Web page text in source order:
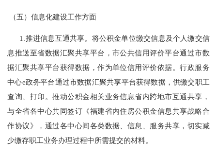
（五）信息化建设工作方面
1.推进信息互通共享。将公积金单位缴交信息及个人缴交信
息推送至省数据汇聚共享平台，市公共信用评价平台通过市数
据汇聚共享平台获得数据，作为单位信用评价依据。行政服务
中心e政务平台通过市数据汇聚共享平台获得数据，供缴交职工
查询、打印。推动公积金相关业务信息省内跨地市互通共享，
与全省各中心共同签订《福建省内住房公积金信息共享战略合
作协议》，通过各中心间各类数据、信息、服务共享，切实减
少缴存职工业务办理过程中所需提交的材料。